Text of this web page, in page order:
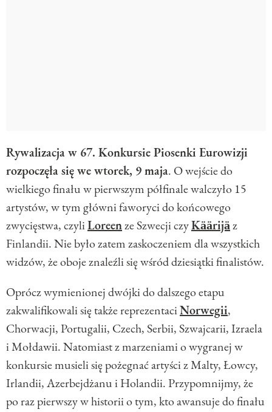
Rywalizacja w 67. Konkursie Piosenki Eurowizji
rozpoczęła się we wtorek, 9 maja. O wejście do
wielkiego finału w pierwszym półfinale walczyło 15
artystów, w tym główni faworyci do końcowego
zwycięstwa, czyliLoreenze Szwecji czyKäärijäz
Finlandii. Nie było zatem zaskoczeniem dla wszystkich
widzów, że oboje znaleźli się wśród dziesiątki finalistów.
Oprócz wymienionej dwójki do dalszego etapu
zakwalifikowali się także reprezentaciNorwegii,
Chorwacji, Portugalii, Czech, Serbii, Szwajcarii, Izraela
i Mołdawii. Natomiast z marzeniami o wygranej w
konkursie musieli się pożegnać artyści z Malty, Łowcy,
Irlandii, Azerbejdżanu i Holandii. Przypomnijmy, że
po raz pierwszy w historii o tym, kto awansuje do finału